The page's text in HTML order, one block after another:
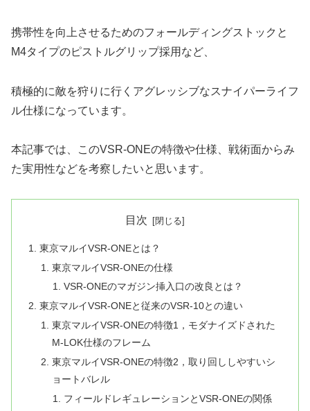
携帯性を向上させるためのフォールディングストックと
M4タイプのピストルグリップ採用など、
積極的に敵を狩りに行くアグレッシブなスナイパーライフ
ル仕様になっています。
本記事では、このVSR-ONEの特徴や仕様、戦術面からみ
た実用性などを考察したいと思います。
目次
東京マルイVSR-ONEとは？
東京マルイVSR-ONEの仕様
VSR-ONEのマガジン挿入口の改良とは？
東京マルイVSR-ONEと従来のVSR-10との違い
東京マルイVSR-ONEの特徴1，モダナイズドされた
M-LOK仕様のフレーム
東京マルイVSR-ONEの特徴2，取り回ししやすいシ
ョートバレル
フィールドレギュレーションとVSR-ONEの関係